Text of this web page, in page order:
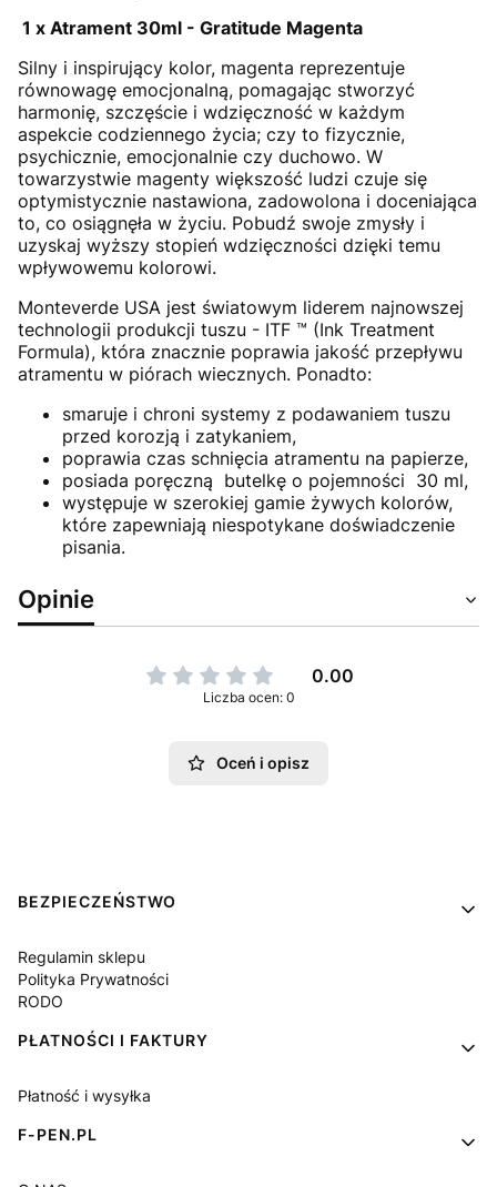
1 x Atrament 30ml - Gratitude Magenta
Silny i inspirujący kolor, magenta reprezentuje
równowagę emocjonalną, pomagając stworzyć
harmonię, szczęście i wdzięczność w każdym
aspekcie codziennego życia; czy to fizycznie,
psychicznie, emocjonalnie czy duchowo. W
towarzystwie magenty większość ludzi czuje się
optymistycznie nastawiona, zadowolona i doceniająca
to, co osiągnęła w życiu. Pobudź swoje zmysły i
uzyskaj wyższy stopień wdzięczności dzięki temu
wpływowemu kolorowi.
Monteverde USA jest światowym liderem najnowszej
technologii produkcji tuszu - ITF ™ (Ink Treatment
Formula), która znacznie poprawia jakość przepływu
atramentu w piórach wiecznych. Ponadto:
smaruje i chroni systemy z podawaniem tuszu
przed korozją i zatykaniem,
poprawia czas schnięcia atramentu na papierze,
posiada poręczną butelkę o pojemności 30 ml,
występuje w szerokiej gamie żywych kolorów,
które zapewniają niespotykane doświadczenie
pisania.
Opinie
0.00
Liczba ocen: 0
Oceń i opisz
Linki w stopce
BEZPIECZEŃSTWO
Regulamin sklepu
Polityka Prywatności
RODO
PŁATNOŚCI I FAKTURY
Płatność i wysyłka
F-PEN.PL